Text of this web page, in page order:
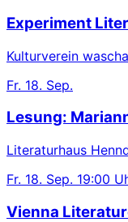
Experiment
Kulturverein
Fr. 18. Sep.
Lesung:
Literaturhaus
Fr. 18. Sep. 19:00
Vienna